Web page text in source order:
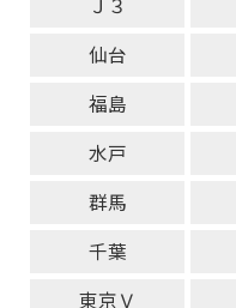
Ｊ３
仙台
福島
水戸
群馬
千葉
東京Ｖ